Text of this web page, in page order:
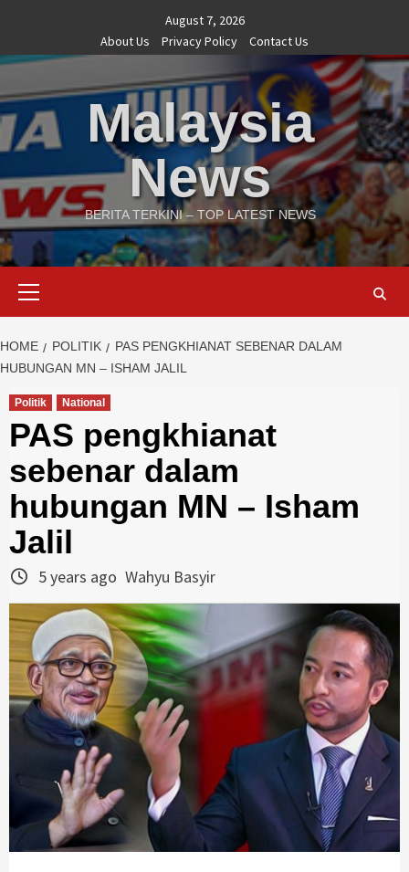
content
August 7, 2026
About Us
Privacy Policy Contact Us
Malaysia
News
BERITA TERKINI – TOP LATEST NEWS
HOME POLITIK
PAS PENGKHIANAT SEBENAR DALAM
HUBUNGAN MN – ISHAM JALIL
Politik National
PAS pengkhianat
sebenar dalam
hubungan MN – Isham
Jalil
5 years ago Wahyu Basyir